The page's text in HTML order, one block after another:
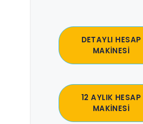
DETAYLI HESAP
MAKİNESİ
12 AYLIK HESAP
MAKİNESİ